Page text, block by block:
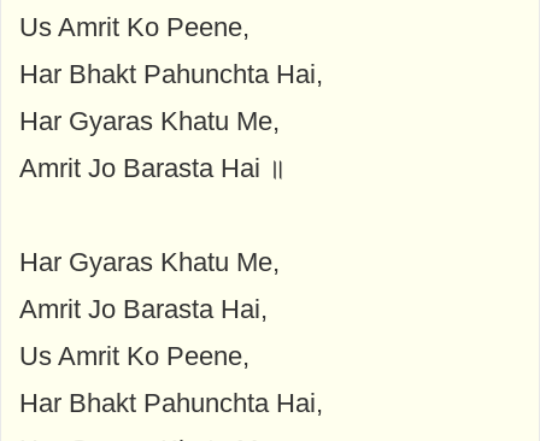
Us Amrit Ko Peene,
Har Bhakt Pahunchta Hai,
Har Gyaras Khatu Me,
Amrit Jo Barasta Hai ॥
Har Gyaras Khatu Me,
Amrit Jo Barasta Hai,
Us Amrit Ko Peene,
Har Bhakt Pahunchta Hai,